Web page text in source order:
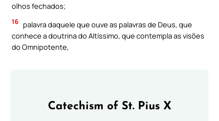
olhos fechados;
16 palavra daquele que ouve as palavras de Deus, que
conhece a doutrina do Altíssimo, que contempla as visões
do Omnipotente,
Catechism of St. Pius X